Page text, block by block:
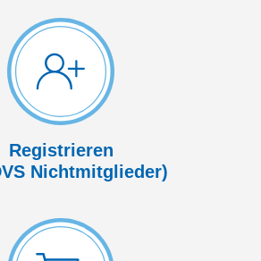
Registrieren
Nicht­mitglieder)